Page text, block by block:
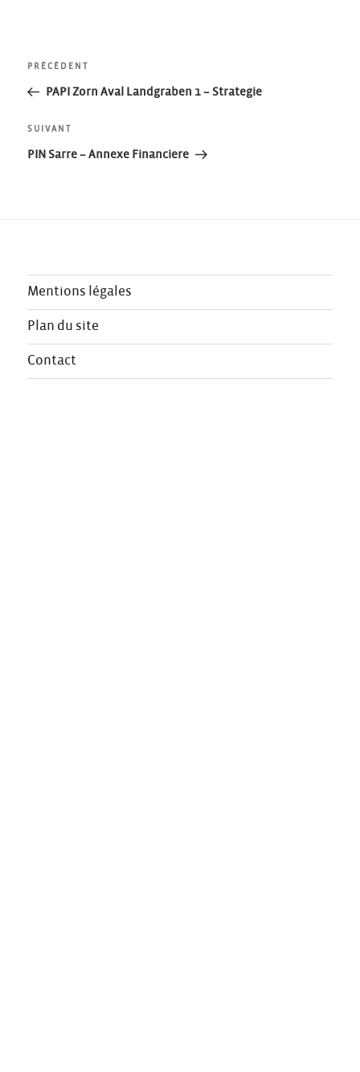
Navigation
l’article
Article
précédent
PRÉCÉDENT
PAPI Zorn Aval Landgraben 1 – Strategie
Article
suivant
SUIVANT
PIN Sarre – Annexe Financiere
Mentions légales
Plan du site
Contact